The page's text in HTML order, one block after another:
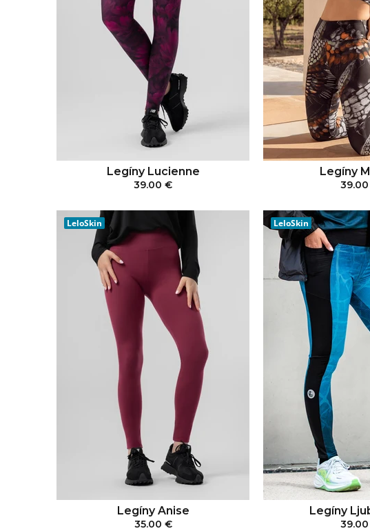
Legíny Lucienne
39.00 €
PRIDAŤ DO KOŠÍKA
Legíny
PRIDAŤ
LeloSkin
Legíny Anise
35.00 €
LeloSkin
Legíny